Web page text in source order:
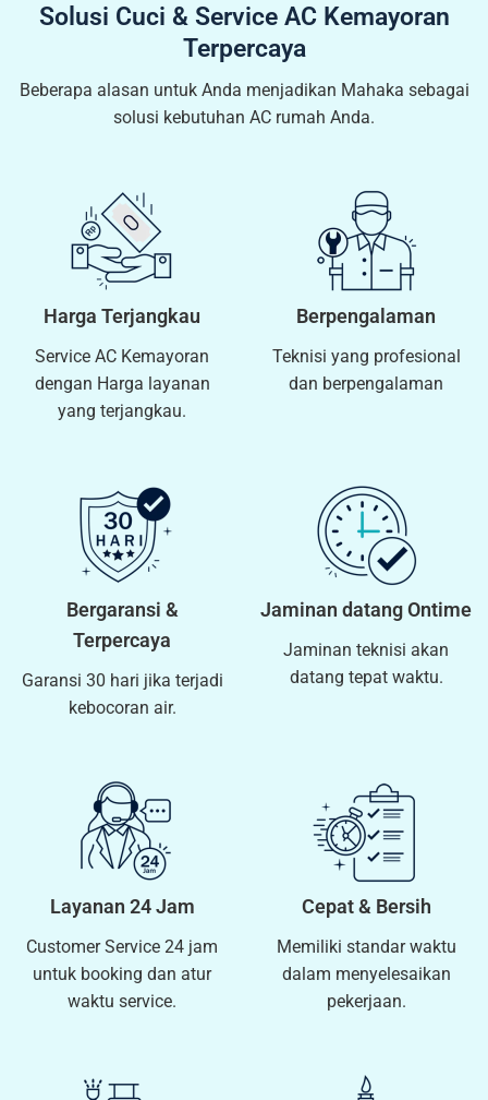
Solusi Cuci & Service AC Kemayoran
Terpercaya
Beberapa alasan untuk Anda menjadikan Mahaka sebagai
solusi kebutuhan AC rumah Anda.
Harga Terjangkau
Service AC Kemayoran
dengan Harga layanan
yang terjangkau.
Berpengalaman
Teknisi yang profesional
dan berpengalaman
Bergaransi &
Terpercaya
Garansi 30 hari jika terjadi
kebocoran air.
Jaminan datang Ontime
Jaminan teknisi akan
datang tepat waktu.
Layanan 24 Jam
Customer Service 24 jam
untuk booking dan atur
waktu service.
Cepat & Bersih
Memiliki standar waktu
dalam menyelesaikan
pekerjaan.